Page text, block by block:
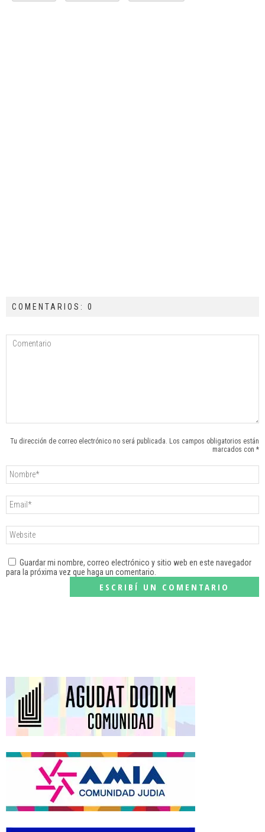
COMENTARIOS: 0
Tu dirección de correo electrónico no será publicada. Los campos obligatorios están
marcados con *
Guardar mi nombre, correo electrónico y sitio web en este navegador
para la próxima vez que haga un comentario.